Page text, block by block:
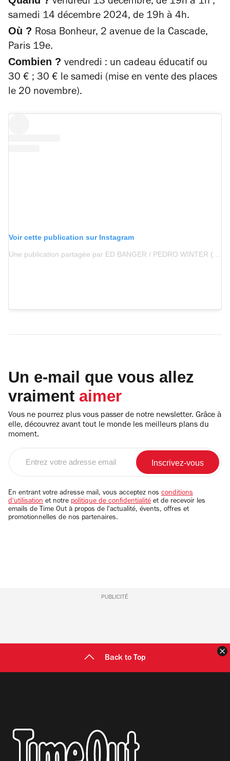
vendredi 13 décembre, de 19h à 1h ;
samedi 14 décembre 2024, de 19h à 4h.
Où ? Rosa Bonheur, 2 avenue de la Cascade,
Paris 19e.
Combien ? vendredi : un cadeau éducatif ou
30 € ; 30 € le samedi (mise en vente des places
le 20 novembre).
Voir cette publication sur Instagram
Une publication partagée par ED BANGER / PEDRO WINTER (@edbanger)
Un e-mail que vous allez
vraiment aimer
Vous ne pourrez plus vous passer de notre newsletter. Grâce à
elle, découvrez avant tout le monde les meilleurs plans du
moment.
email
En entrant votre adresse mail, vous acceptez nos conditions
d'utilisation et notre politique de confidentialité et de recevoir les
emails de Time Out à propos de l'actualité, évents, offres et
promotionnelles de nos partenaires.
PUBLICITÉ
Back to Top